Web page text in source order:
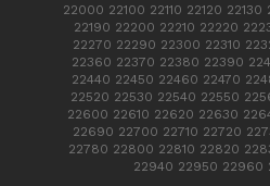
22000 22100 22110 22120 22130
22190 22200 22210 22220
22270 22290 22300 22310
22360 22370 22380 22390
22440 22450 22460 22470
22520 22530 22540 22550
22600 22610 22620 22630
22690 22700 22710 22720
22780 22800 22810 22820
22940 22950 22960